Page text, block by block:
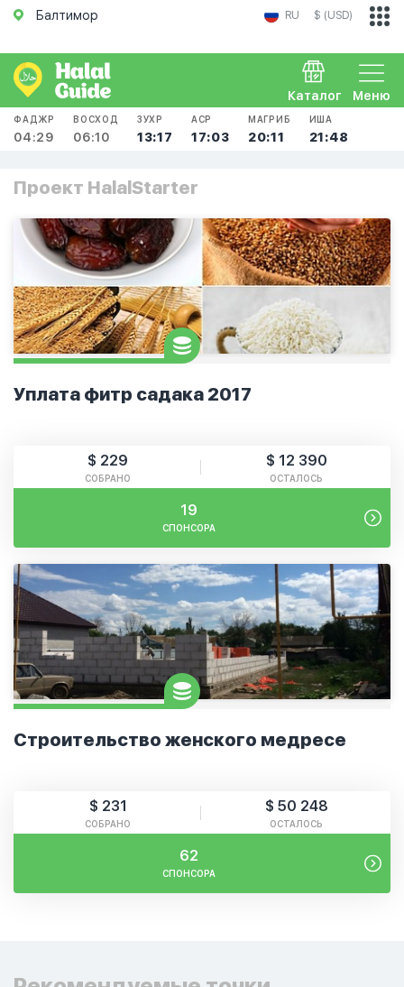
Балтимор RU $ (USD)
Меню
Каталог
ФАДЖР
04:29
ВОСХОД
06:10
ЗУХР
13:17
АСР
17:03
МАГРИБ
20:11
ИША
21:48
Проект HalalStarter
Уплата фитр садака 2017
$ 229
СОБРАНО
$ 12 390
ОСТАЛОСЬ
19
СПОНСОРА
Строительство женского медресе
$ 231
СОБРАНО
$ 50 248
ОСТАЛОСЬ
62
СПОНСОРА